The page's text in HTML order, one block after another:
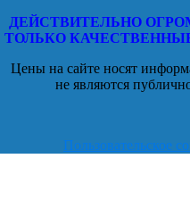
ДЕЙСТВИТЕЛЬНО
ТОЛЬКО
Цены на сайте носят
не являются
Пользовательское